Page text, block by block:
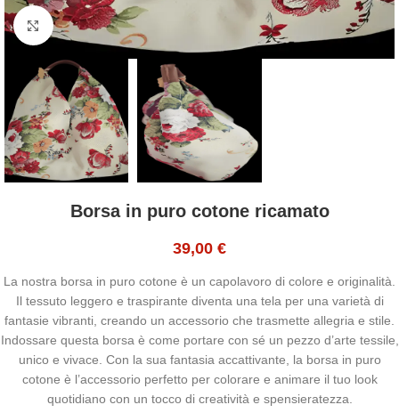
Click to enlarge
Borsa in puro cotone ricamato
39,00 €
La nostra borsa in puro cotone è un capolavoro di colore e originalità.
Il tessuto leggero e traspirante diventa una tela per una varietà di
fantasie vibranti, creando un accessorio che trasmette allegria e stile.
Indossare questa borsa è come portare con sé un pezzo d’arte tessile,
unico e vivace. Con la sua fantasia accattivante, la borsa in puro
cotone è l’accessorio perfetto per colorare e animare il tuo look
quotidiano con un tocco di creatività e spensieratezza.